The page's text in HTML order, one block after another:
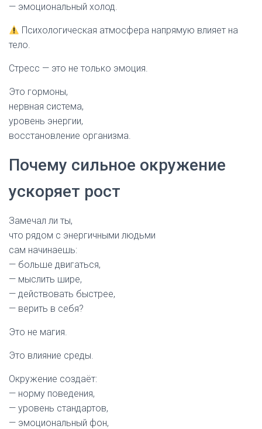
— эмоциональный холод.
Психологическая атмосфера напрямую влияет на
тело.
Стресс — это не только эмоция.
Это гормоны,
нервная система,
уровень энергии,
восстановление организма.
Почему сильное окружение
ускоряет рост
Замечал ли ты,
что рядом с энергичными людьми
сам начинаешь:
— больше двигаться,
— мыслить шире,
— действовать быстрее,
— верить в себя?
Это не магия.
Это влияние среды.
Окружение создаёт:
— норму поведения,
— уровень стандартов,
— эмоциональный фон,